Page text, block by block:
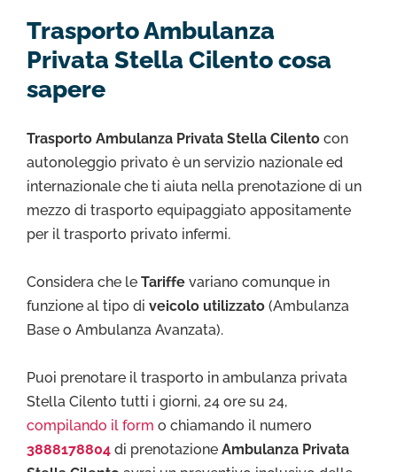
Trasporto Ambulanza
Privata Stella Cilento cosa
sapere
Trasporto Ambulanza Privata Stella Cilento con
autonoleggio privato è un servizio nazionale ed
internazionale che ti aiuta nella prenotazione di un
mezzo di trasporto equipaggiato appositamente
per il trasporto privato infermi.
Considera che le Tariffe variano comunque in
funzione al tipo di veicolo utilizzato (Ambulanza
Base o Ambulanza Avanzata).
Puoi prenotare il trasporto in ambulanza privata
Stella Cilento tutti i giorni, 24 ore su 24,
compilando il form o chiamando il numero
3888178804 di prenotazione Ambulanza Privata